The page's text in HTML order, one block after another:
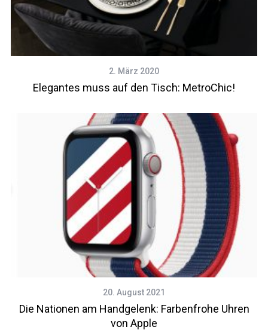
2. März 2020
Elegantes muss auf den Tisch: MetroChic!
20. August 2021
Die Nationen am Handgelenk: Farbenfrohe Uhren
von Apple